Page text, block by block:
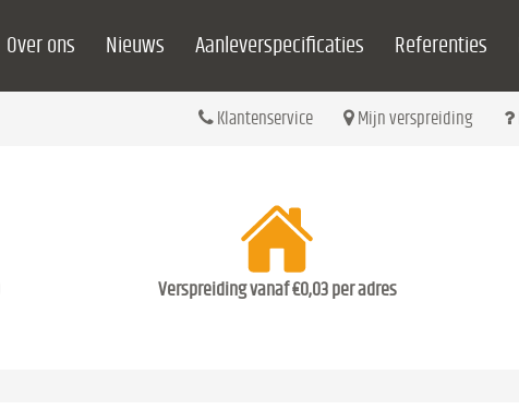
Over ons Nieuws Aanleverspecificaties Referenties
Klantenservice Mijn verspreiding
Verspreiding vanaf €0,03 per adres